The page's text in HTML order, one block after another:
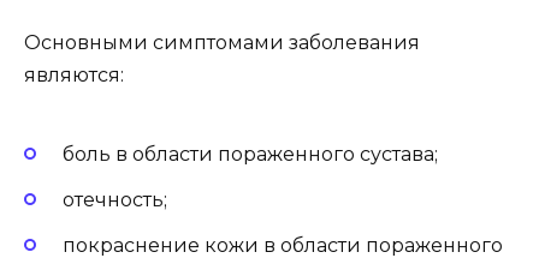
Основными симптомами заболевания
являются:
боль в области пораженного сустава;
отечность;
покраснение кожи в области пораженного